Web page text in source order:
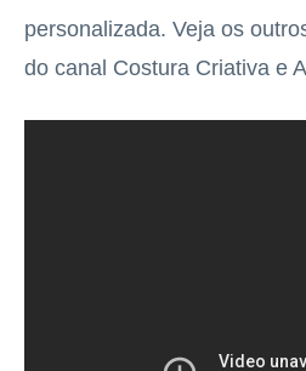
personalizada. Veja os
do canal Costura Criativa e